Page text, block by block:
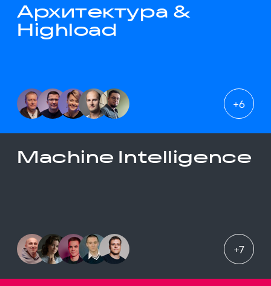
Архитектура &
Highload
+6
Machine Intelligence
+7